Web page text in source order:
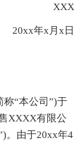
XXX
年x月x日
“本公司”)于
XXXX有限公
。由于20xx年4